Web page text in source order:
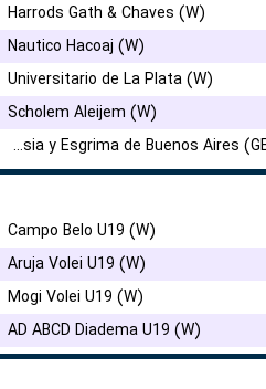
Harrods Gath & Chaves (W)
Nautico Hacoaj (W)
Universitario de La Plata (W)
Scholem Aleijem (W)
Gimnasia y Esgrima de Buenos Aires (GEBA) (W)
Campo Belo U19 (W)
Aruja Volei U19 (W)
Mogi Volei U19 (W)
AD ABCD Diadema U19 (W)